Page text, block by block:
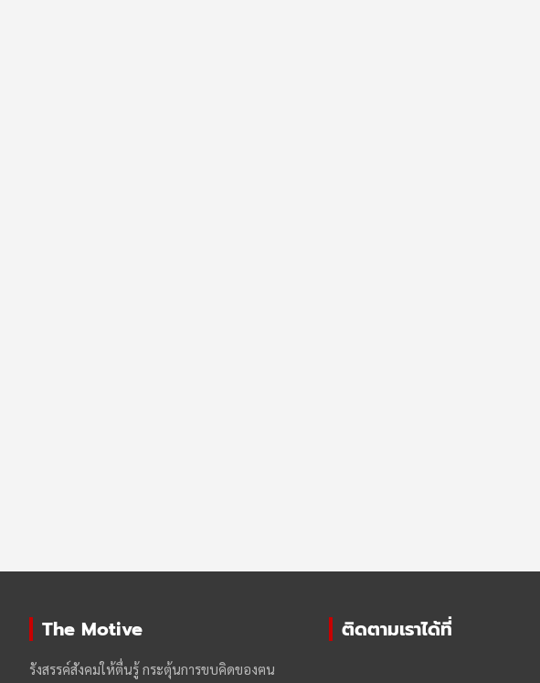
The Motive
รังสรรค์สังคมให้ตื่นรู้ กระตุ้นการขบคิดของฅน
ติดตามเราได้ที่